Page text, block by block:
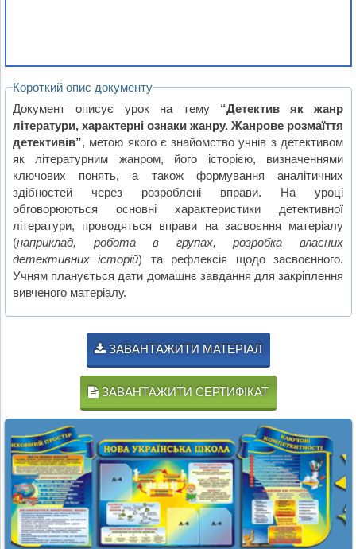
Короткий опис документу
Документ описує урок на тему “Детектив як жанр
літератури, характерні ознаки жанру. Жанрове розмаїття
детективів”, метою якого є знайомство учнів з детективом
як літературним жанром, його історією, визначеннями
ключових понять, а також формування аналітичних
здібностей через розроблені вправи. На уроці
обговорюються основні характеристики детективної
літератури, проводяться вправи на засвоєння матеріалу
(наприклад, робота в групах, розробка власних
детективних історій) та рефлексія щодо засвоєнного.
Учням планується дати домашнє завдання для закріплення
вивченого матеріалу.
ЗАВАНТАЖИТИ МАТЕРІАЛ
ЗАВАНТАЖИТИ СЕРТИФІКАТ